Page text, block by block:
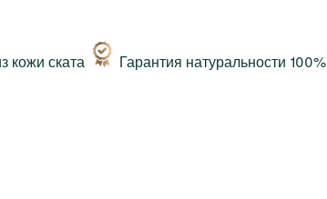
Гарантия натуральности 100%